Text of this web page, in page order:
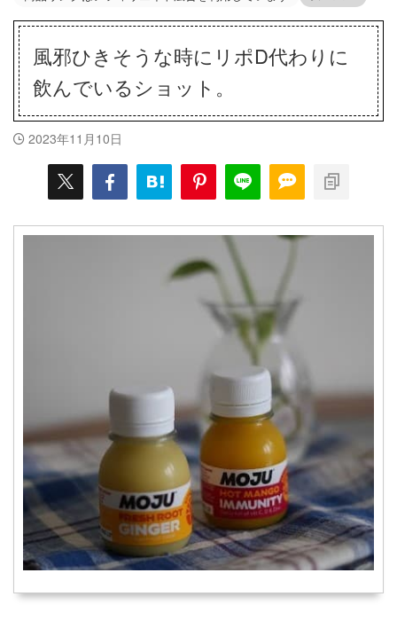
風邪ひきそうな時にリポD代わりに
飲んでいるショット。
2023年11月10日